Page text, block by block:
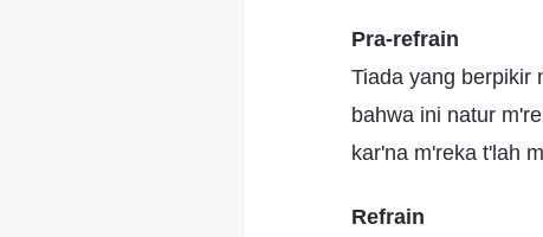
Pra-refrain
Tiada yang berpikir
bahwa ini natur
kar'na m'reka t'lah
Refrain